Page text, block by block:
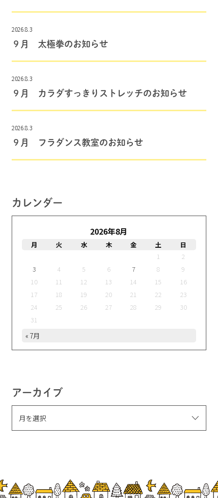
2026.8.3
９月 太極拳のお知らせ
2026.8.3
９月 カラダすっきりストレッチのお知らせ
2026.8.3
９月 フラダンス教室のお知らせ
カレンダー
2026年8月
月 火 水 木 金 土
日
1
2
3
4 5 6 7 8
9
10
11 12 13 14 15
16
17
18 19 20 21 22
23
24
25 26 27 28 29
30
31
« 7月
アーカイブ